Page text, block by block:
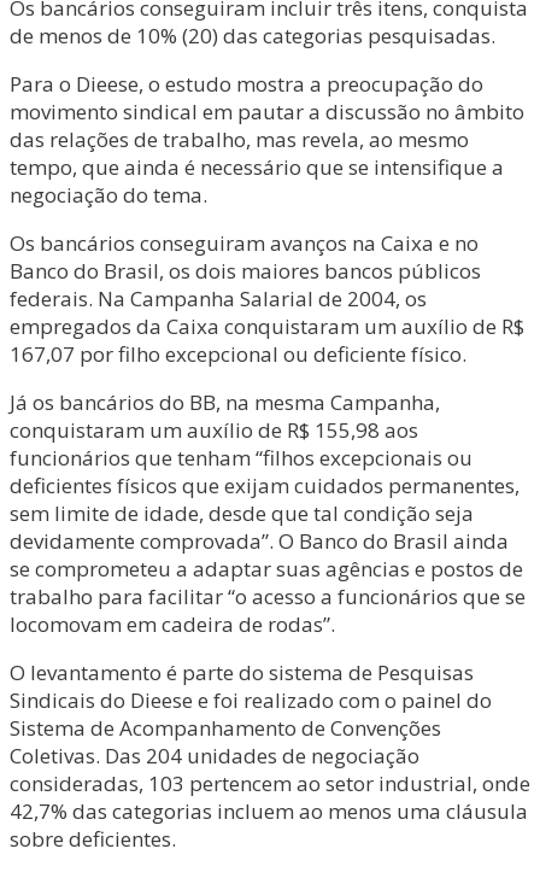
Os bancários conseguiram incluir três itens, conquista
de menos de 10% (20) das categorias pesquisadas.
Para o Dieese, o estudo mostra a preocupação do
movimento sindical em pautar a discussão no âmbito
das relações de trabalho, mas revela, ao mesmo
tempo, que ainda é necessário que se intensifique a
negociação do tema.
Os bancários conseguiram avanços na Caixa e no
Banco do Brasil, os dois maiores bancos públicos
federais. Na Campanha Salarial de 2004, os
empregados da Caixa conquistaram um auxílio de R$
167,07 por filho excepcional ou deficiente físico.
Já os bancários do BB, na mesma Campanha,
conquistaram um auxílio de R$ 155,98 aos
funcionários que tenham “filhos excepcionais ou
deficientes físicos que exijam cuidados permanentes,
sem limite de idade, desde que tal condição seja
devidamente comprovada”. O Banco do Brasil ainda
se comprometeu a adaptar suas agências e postos de
trabalho para facilitar “o acesso a funcionários que se
locomovam em cadeira de rodas”.
O levantamento é parte do sistema de Pesquisas
Sindicais do Dieese e foi realizado com o painel do
Sistema de Acompanhamento de Convenções
Coletivas. Das 204 unidades de negociação
consideradas, 103 pertencem ao setor industrial, onde
42,7% das categorias incluem ao menos uma cláusula
sobre deficientes.